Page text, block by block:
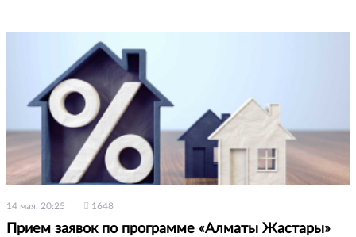
14 мая, 20:25 1648
Прием заявок по программе «Алматы Жастары»